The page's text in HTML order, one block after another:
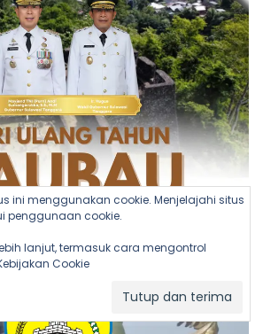
ini menggunakan cookie. Menjelajahi situs
penggunaan cookie.
lanjut, termasuk cara mengontrol
Cookie